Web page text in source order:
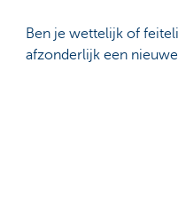
Ben je wettelijk of
afzonderlijk een